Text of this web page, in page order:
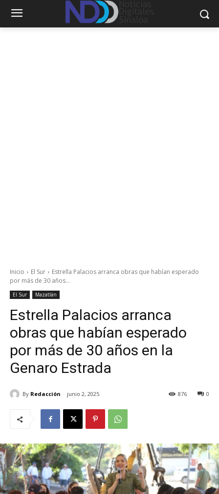
Inicio El Sur
Estrella Palacios arranca obras que habían esperado
por más de 30 años...
El Sur Mazatlán
Estrella Palacios arranca
obras que habían esperado
por más de 30 años en la
Genaro Estrada
By Redacción junio 2, 2025 0
876